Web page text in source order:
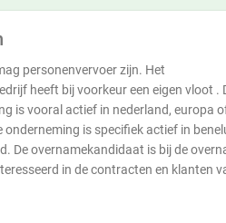
personenvervoer zijn. Het
heeft bij voorkeur een eigen vloot .
is vooral actief in nederland, europa
onderneming is specifiek actief in
De overnamekandidaat is bij de
in de contracten en klanten